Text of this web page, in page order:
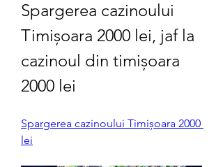
Spargerea cazinoului
Timișoara 2000 lei, jaf la
cazinoul din timișoara
2000 lei
Spargerea cazinoului Timișoara 2000
lei